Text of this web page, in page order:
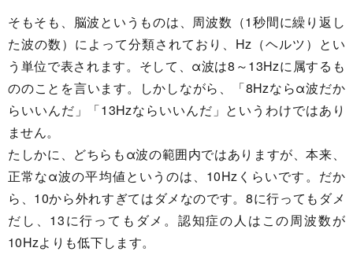
そもそも、脳波というものは、周波数（1秒間に繰り返し
た波の数）によって分類されており、Hz（ヘルツ）とい
う単位で表されます。そして、α波は8～13Hzに属するも
ののことを言います。しかしながら、「8Hzならα波だか
らいいんだ」「13Hzならいいんだ」というわけではあり
ません。
たしかに、どちらもα波の範囲内ではありますが、本来、
正常なα波の平均値というのは、10Hzくらいです。だか
ら、10から外れすぎてはダメなのです。8に行ってもダメ
だし、13に行ってもダメ。認知症の人はこの周波数が
10Hzよりも低下します。